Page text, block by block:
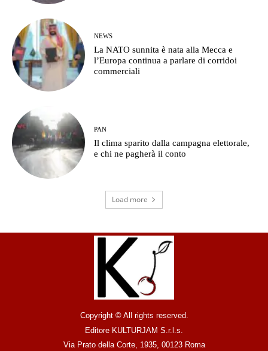
NEWS
La NATO sunnita è nata alla Mecca e
l’Europa continua a parlare di corridoi
commerciali
PAN
Il clima sparito dalla campagna elettorale,
e chi ne pagherà il conto
Load more
Copyright © All rights reserved.
Editore KULTURJAM S.r.l.s.
Via Prato della Corte, 1935, 00123 Roma